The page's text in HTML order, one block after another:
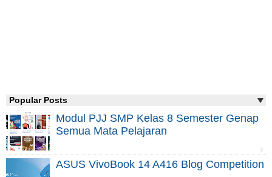
Popular Posts
Modul PJJ SMP Kelas 8 Semester Genap
Semua Mata Pelajaran
ASUS VivoBook 14 A416 Blog Competition